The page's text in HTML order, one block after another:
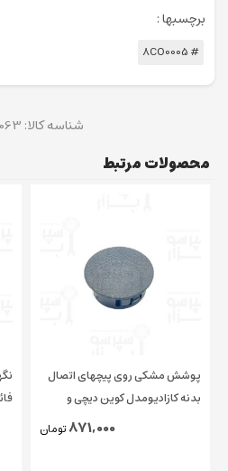
برچسبها :
# 8CO0005
شناسه کالا:
محصولات مرتبط
پوشش مشکی روی پیچهای اتصال
بدنه کازادیومدل کوین دیچی و
چیمبالی و فائما قطر ۱۵ میلیمتر
871,000تومان